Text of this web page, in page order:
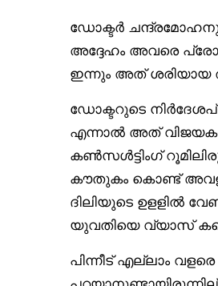
ഡോക്ടർ
അദ്ദേഹം അവരെ
ഇന്നും അത് ശരിയായ
ഡോക്ടറുടെ
എന്നാൽ അത്
കൺസൾട്ടിംഗ്
കൗതുകം കൊണ്ട്
ദിലിയുടെ ഉളളിൽ
യുവതിയെ വ്യാസ്
പിന്നീട് എല്ലാം